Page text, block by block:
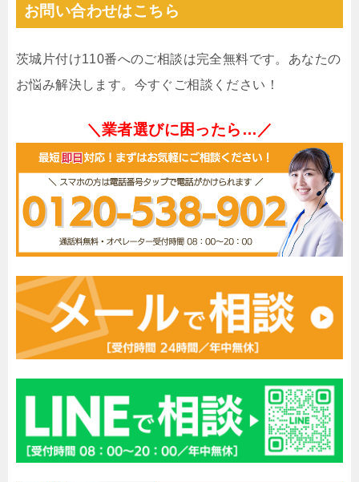
お問い合わせはこちら
茨城片付け110番へのご相談は完全無料です。あなたの
お悩み解決します。今すぐご相談ください！
＼業者選びに困ったら…／